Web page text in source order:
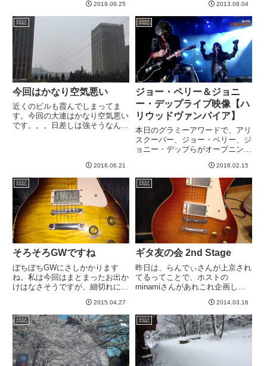
たいな感じですが、どうやらそれ
とは違うらしいです。詳しくは上
のURLの記事を見ていただくとし
て、しかしすごいですね。失わ...
2019.09.25
うタスクが設定されていて、２時
間流れるプールで流され続けてき
た。プール後特有の、あのだるー
く疲れ、眠い感じになっていま
2013.08.04
日記
今回はかなり空気悪い
近くのビルも霞んでしまってま
す。今回の大連はかなり空気悪い
です。。。日差しは強そうなんで
るとあまりの視界の悪さにビビり
2016.06.21
日記
ジョー・ペリー＆ジョニ
ー・デップライブ映像【ハ
リウッドヴァンパイア】
本日のグラミーアワードで、アリ
スクーパー、ジョー・ペリー、ジ
ョニー・デップらがオープニング
映像を見てみたいものです^^昨年
９月のライブ映像はこんな感じ。
カバーが多いので当然っちゃ当然
ですが、往年のハードロック！...
2016.02.15
日記
そろそろGWですね
ぼちぼちGWにさしかかります
ね。私は今回はまとまったお出か
けはなさそうですが、細切れに予
も忙しく、この土日はお休みだと
いうのに、なんとギターをほとん
ど弾けず。。。ストレスたまりま
すwというわけでフラッシュ！ギ
タ...
2015.04.27
日記
ギタ友の会 2nd Stage
昨日は、らんでぃさんが上京され
てるってことで、ホストの
minamiさんがあれこれ企画して
になりそうでしたので、１８時以
降の2nd Stageのホストをするよ
うにminamiさんと打ち合わせて
ました。せっかくだか...
2014.03.16
日記 日記